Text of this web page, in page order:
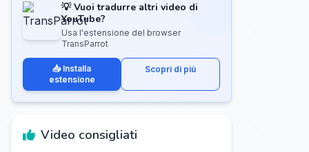
💡 Vuoi tradurre altri video di
YouTube?
Usa l'estensione del browser
TransParrot
📥 Installa
estensione
Scopri di più
Video consigliati